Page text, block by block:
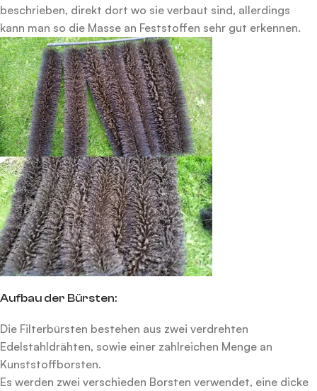
beschrieben, direkt dort wo sie verbaut sind, allerdings
kann man so die Masse an Feststoffen sehr gut erkennen.
Aufbau der Bürsten:
Die Filterbürsten bestehen aus zwei verdrehten
Edelstahldrähten, sowie einer zahlreichen Menge an
Kunststoffborsten.
Es werden zwei verschieden Borsten verwendet, eine dicke